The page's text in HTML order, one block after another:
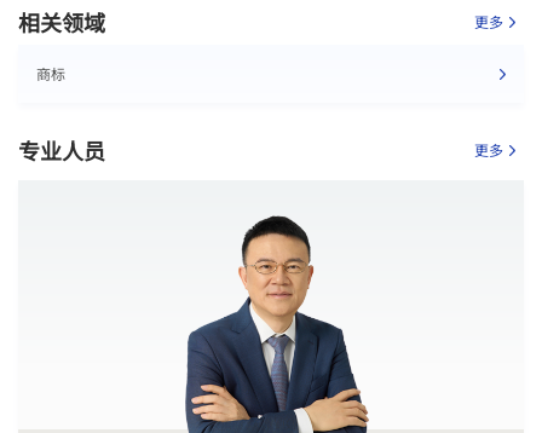
相关领域 更多
商标
专业人员 更多